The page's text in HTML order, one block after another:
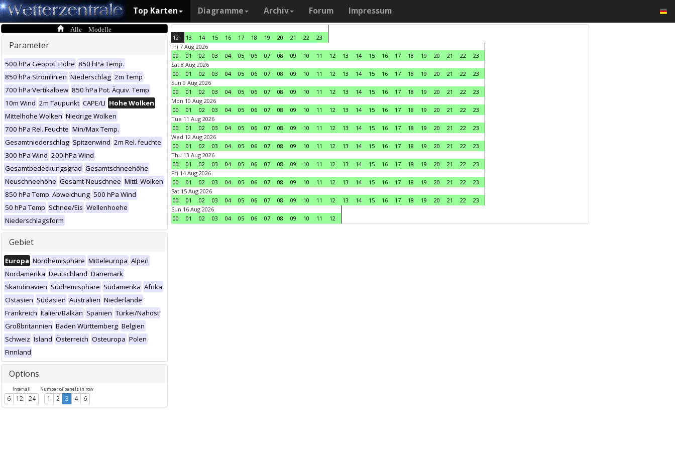
Top Karten Diagramme Archiv Forum Impressum
Alle Modelle
Parameter
500 hPa Geopot. Höhe 850 hPa Temp.
850 hPa Stromlinien Niederschlag 2m Temp
700 hPa Vertikalbew 850 hPa Pot. Äquiv. Temp
10m Wind 2m Taupunkt CAPE/LI Hohe Wolken
Mittelhohe Wolken Niedrige Wolken
700 hPa Rel. Feuchte Min/Max Temp.
Gesamtniederschlag Spitzenwind 2m Rel. feuchte
300 hPa Wind 200 hPa Wind
Gesamtbedeckungsgrad Gesamtschneehöhe
Neuschneehöhe Gesamt-Neuschnee Mittl. Wolken
850 hPa Temp. Abweichung 500 hPa Wind
50 hPa Temp Schnee/Eis Wellenhoehe
Niederschlagsform
Gebiet
Europa Nordhemisphäre Mitteleuropa Alpen
Nordamerika Deutschland Dänemark
Skandinavien Südhemisphäre Südamerika Afrika
Ostasien Südasien Australien Niederlande
Frankreich Italien/Balkan Spanien Türkei/Nahost
Großbritannien Baden Württemberg Belgien
Schweiz Island Österreich Osteuropa Polen
Finnland
Options
Intervall
6 12 24
Number of panels in row
1 2 3 4 6
12 13 14 15 16 17 18 19 20 21 22
23
Fri 7 Aug 2026
00
01 02 03 04 05 06 07 08 09 10 11 12 13 14 15 16 17 18 19 20 21 22
23
Sat 8 Aug 2026
00
01 02 03 04 05 06 07 08 09 10 11 12 13 14 15 16 17 18 19 20 21 22
23
Sun 9 Aug 2026
00
01 02 03 04 05 06 07 08 09 10 11 12 13 14 15 16 17 18 19 20 21 22
23
Mon 10 Aug 2026
00
01 02 03 04 05 06 07 08 09 10 11 12 13 14 15 16 17 18 19 20 21 22
23
Tue 11 Aug 2026
00
01 02 03 04 05 06 07 08 09 10 11 12 13 14 15 16 17 18 19 20 21 22
23
Wed 12 Aug 2026
00
01 02 03 04 05 06 07 08 09 10 11 12 13 14 15 16 17 18 19 20 21 22
23
Thu 13 Aug 2026
00
01 02 03 04 05 06 07 08 09 10 11 12 13 14 15 16 17 18 19 20 21 22
23
Fri 14 Aug 2026
00
01 02 03 04 05 06 07 08 09 10 11 12 13 14 15 16 17 18 19 20 21 22
23
Sat 15 Aug 2026
00
01 02 03 04 05 06 07 08 09 10 11 12 13 14 15 16 17 18 19 20 21 22
23
Sun 16 Aug 2026
00
01 02 03 04 05 06 07 08 09 10 11 12